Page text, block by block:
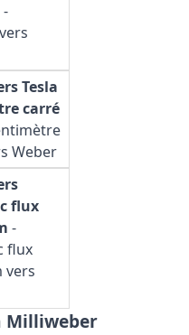
-
Tesla
carré
Weber
flux
-
flux
vers
Milliweber